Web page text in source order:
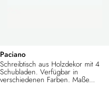
Paciano
Schreibtisch aus Holzdekor mit 4
Schubladen. Verfügbar in
verschiedenen Farben. Maße...